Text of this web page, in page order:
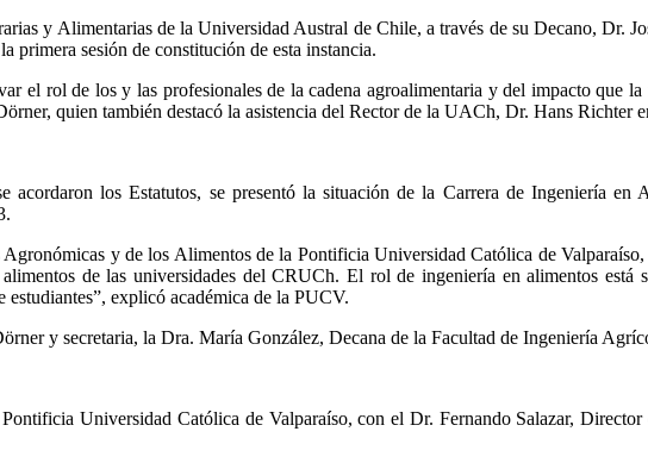
y Alimentarias de la Universidad Austral de Chile, a través de su Decano, Dr.
primera sesión de constitución de esta instancia.
el rol de los y las profesionales de la cadena agroalimentaria y del impacto que
quien también destacó la asistencia del Rector de la UACh, Dr. Hans Richter
acordaron los Estatutos, se presentó la situación de la Carrera de Ingeniería
y de los Alimentos de la Pontificia Universidad Católica de
de las universidades del CRUCh. El rol de ingeniería en alimentos
estudiantes”, explicó académica de la PUCV.
y secretaria, la Dra. María González, Decana de la Facultad de Ingeniería
Universidad Católica de Valparaíso, con el Dr. Fernando Salazar,